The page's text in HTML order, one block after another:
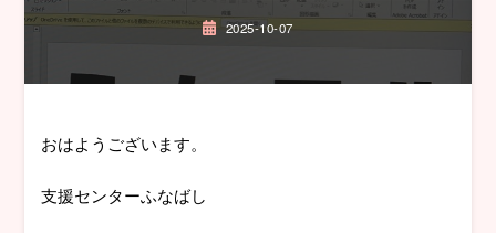
2025-10-07
おはようございます。
支援センターふなばし